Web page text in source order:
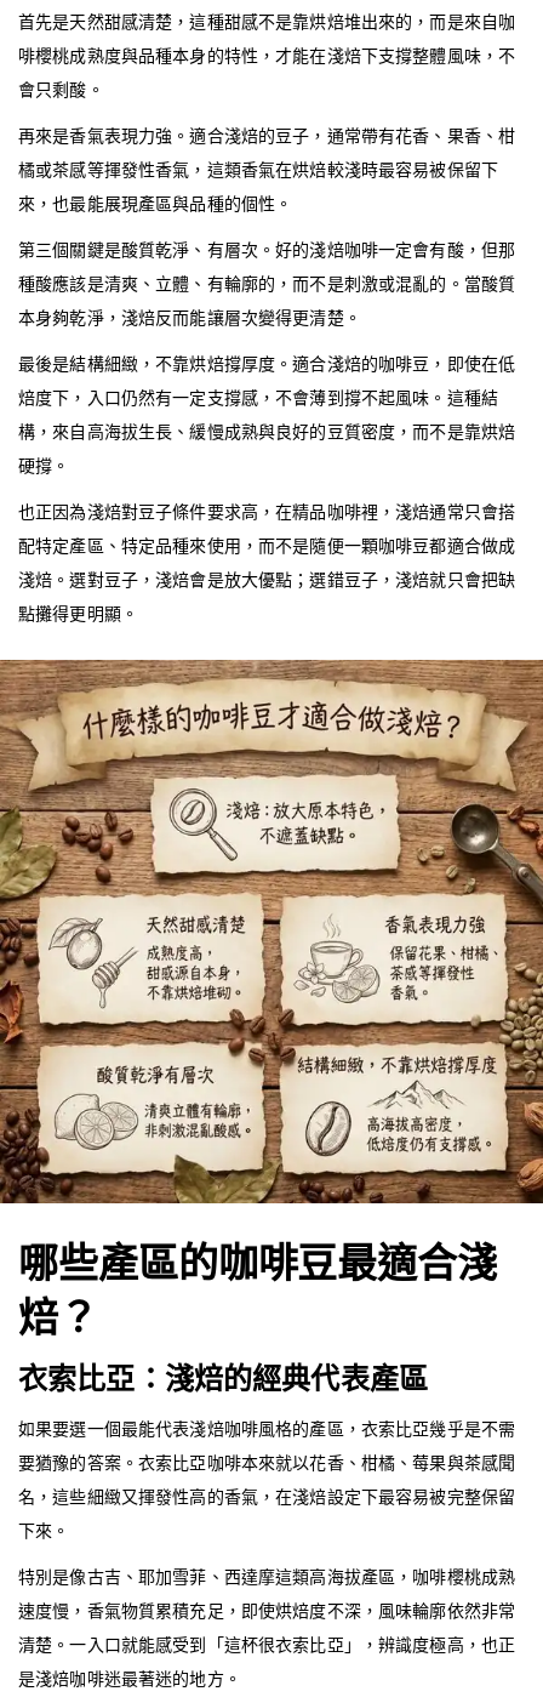
首先是天然甜感清楚，這種甜感不是靠烘焙堆出來的，而是來自咖
啡櫻桃成熟度與品種本身的特性，才能在淺焙下支撐整體風味，不
會只剩酸。
再來是香氣表現力強。適合淺焙的豆子，通常帶有花香、果香、柑
橘或茶感等揮發性香氣，這類香氣在烘焙較淺時最容易被保留下
來，也最能展現產區與品種的個性。
第三個關鍵是酸質乾淨、有層次。好的淺焙咖啡一定會有酸，但那
種酸應該是清爽、立體、有輪廓的，而不是刺激或混亂的。當酸質
本身夠乾淨，淺焙反而能讓層次變得更清楚。
最後是結構細緻，不靠烘焙撐厚度。適合淺焙的咖啡豆，即使在低
焙度下，入口仍然有一定支撐感，不會薄到撐不起風味。這種結
構，來自高海拔生長、緩慢成熟與良好的豆質密度，而不是靠烘焙
硬撐。
也正因為淺焙對豆子條件要求高，在精品咖啡裡，淺焙通常只會搭
配特定產區、特定品種來使用，而不是隨便一顆咖啡豆都適合做成
淺焙。選對豆子，淺焙會是放大優點；選錯豆子，淺焙就只會把缺
點攤得更明顯。
哪些產區的咖啡豆最適合淺
焙？
衣索比亞：淺焙的經典代表產區
如果要選一個最能代表淺焙咖啡風格的產區，衣索比亞幾乎是不需
要猶豫的答案。衣索比亞咖啡本來就以花香、柑橘、莓果與茶感聞
名，這些細緻又揮發性高的香氣，在淺焙設定下最容易被完整保留
下來。
特別是像古吉、耶加雪菲、西達摩這類高海拔產區，咖啡櫻桃成熟
速度慢，香氣物質累積充足，即使烘焙度不深，風味輪廓依然非常
清楚。一入口就能感受到「這杯很衣索比亞」，辨識度極高，也正
是淺焙咖啡迷最著迷的地方。